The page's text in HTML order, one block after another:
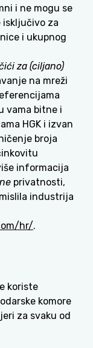
i ne mogu se
isključivo za
i ukupnog
za (ciljano)
na mreži
vama bitne i
HGK i izvan
broja
informacija
privatnosti,
industrija
hr/.
koriste
komore
za svaku od